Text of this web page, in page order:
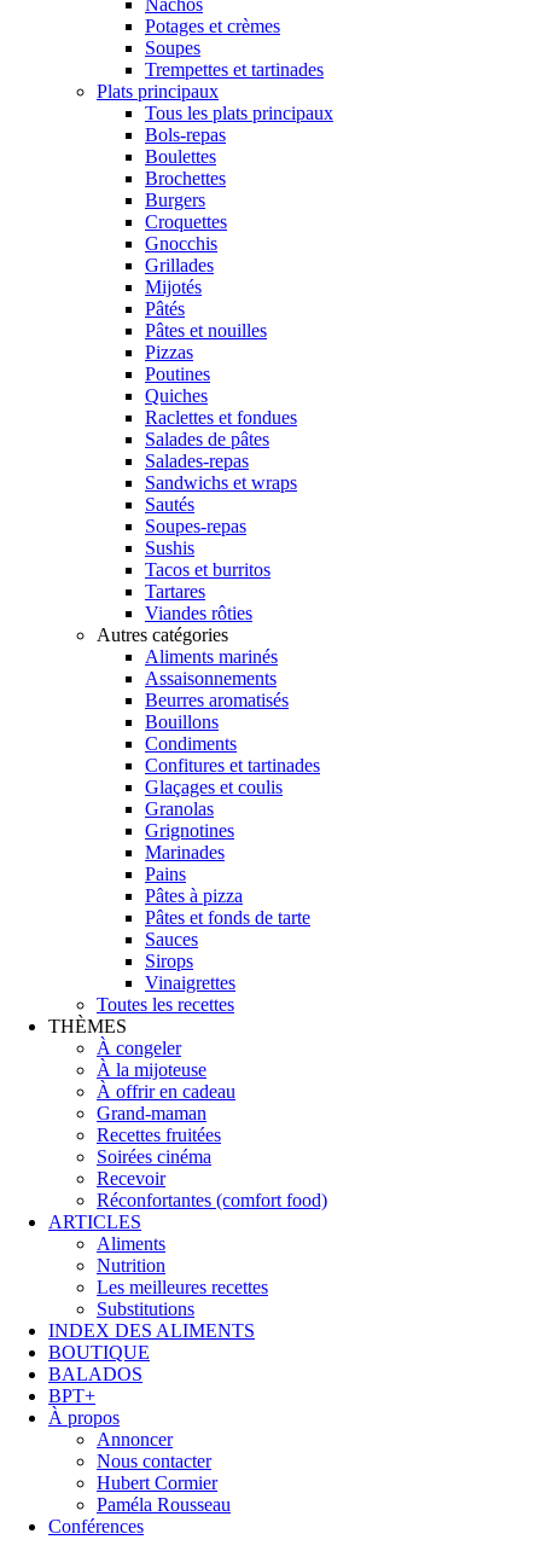
Nachos
Potages et crèmes
Soupes
Trempettes et tartinades
Plats principaux
Tous les plats principaux
Bols-repas
Boulettes
Brochettes
Burgers
Croquettes
Gnocchis
Grillades
Mijotés
Pâtés
Pâtes et nouilles
Pizzas
Poutines
Quiches
Raclettes et fondues
Salades de pâtes
Salades-repas
Sandwichs et wraps
Sautés
Soupes-repas
Sushis
Tacos et burritos
Tartares
Viandes rôties
Autres catégories
Aliments marinés
Assaisonnements
Beurres aromatisés
Bouillons
Condiments
Confitures et tartinades
Glaçages et coulis
Granolas
Grignotines
Marinades
Pains
Pâtes à pizza
Pâtes et fonds de tarte
Sauces
Sirops
Vinaigrettes
Toutes les recettes
THÈMES
À congeler
À la mijoteuse
À offrir en cadeau
Grand-maman
Recettes fruitées
Soirées cinéma
Recevoir
Réconfortantes (comfort food)
ARTICLES
Aliments
Nutrition
Les meilleures recettes
Substitutions
INDEX DES ALIMENTS
BOUTIQUE
BALADOS
BPT+
À propos
Annoncer
Nous contacter
Hubert Cormier
Paméla Rousseau
Conférences